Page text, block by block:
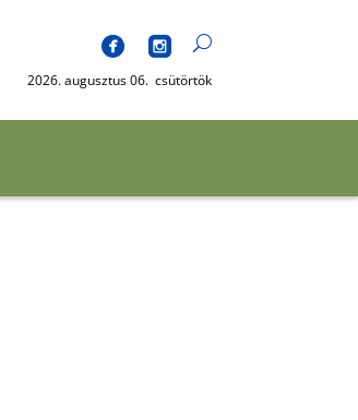
2026. augusztus 06. csütörtök